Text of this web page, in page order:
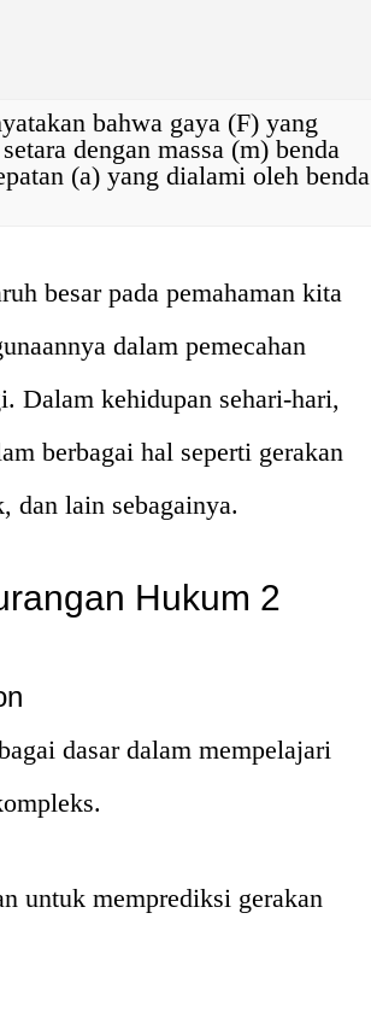
bahwa gaya (F) yang
dengan massa (m) benda
(a) yang dialami oleh benda
besar pada pemahaman kita
dalam pemecahan
Dalam kehidupan sehari-hari,
berbagai hal seperti gerakan
dan lain sebagainya.
Hukum 2
dasar dalam mempelajari
untuk memprediksi gerakan